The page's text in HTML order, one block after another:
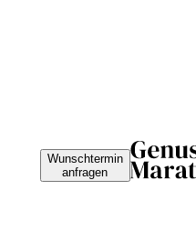
Wunschtermin
anfragen